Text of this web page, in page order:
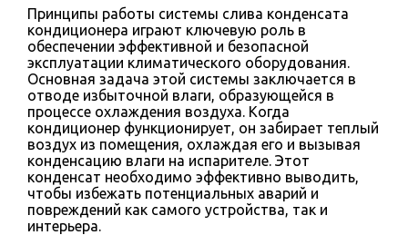
Принципы работы системы слива конденсата
кондиционера играют ключевую роль в
обеспечении эффективной и безопасной
эксплуатации климатического оборудования.
Основная задача этой системы заключается в
отводе избыточной влаги, образующейся в
процессе охлаждения воздуха. Когда
кондиционер функционирует, он забирает теплый
воздух из помещения, охлаждая его и вызывая
конденсацию влаги на испарителе. Этот
конденсат необходимо эффективно выводить,
чтобы избежать потенциальных аварий и
повреждений как самого устройства, так и
интерьера.